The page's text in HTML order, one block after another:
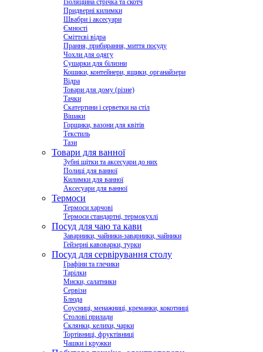
Ізоляційна стрічка та скотч
Придверні килимки
Швабри і аксесуари
Ємності
Сміттєві відра
Прання, прибирання, миття посуду
Чохли для одягу
Сушарки для білизни
Кошики, контейнери, ящики, органайзери
Відра
Товари для дому (різне)
Тачки
Скатертини і серветки на стіл
Вішаки
Горщики, вазони для квітів
Текстиль
Тази
Товари для ванної
Зубні щітки та аксесуари до них
Полиці для ванної
Килимки для ванної
Аксесуари для ванної
Термоси
Термоси харчові
Термоси стандартні, термокухлі
Посуд для чаю та кави
Заварники, чайники-заварники, чайники
Гейзерні кавоварки, турки
Посуд для сервірування столу
Графіни та глечики
Тарілки
Миски, салатники
Сервізи
Блюда
Соусниці, менажниці, креманки, кокотниці
Столові прилади
Склянки, келихи, чарки
Тортівниці, фруктівниці
Чашки і кружки